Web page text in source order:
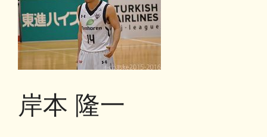
岸本 隆一